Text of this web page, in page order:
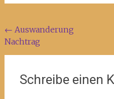
Beitragsnavigation
← Auswanderung
Nachtrag
Schreibe einen